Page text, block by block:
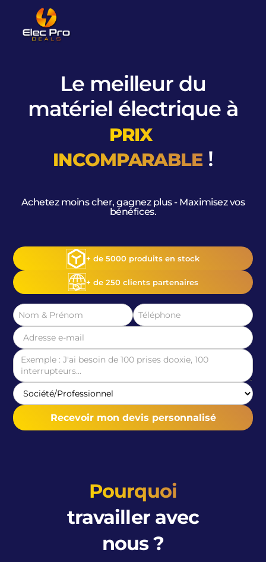
Le meilleur du
matériel électrique à
PRIX
INCOMPARABLE !
Achetez moins cher, gagnez plus - Maximisez vos
bénéfices.
+ de 5000 produits en stock
+ de 250 clients partenaires
Pourquoi
travailler avec
nous ?